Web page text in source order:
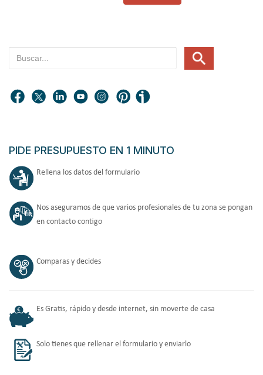
PIDE PRESUPUESTO EN 1 MINUTO
Rellena los datos del formulario
Nos aseguramos de que varios profesionales de tu zona se pongan
en contacto contigo
Comparas y decides
Es Gratis, rápido y desde internet, sin moverte de casa
Solo tienes que rellenar el formulario y enviarlo